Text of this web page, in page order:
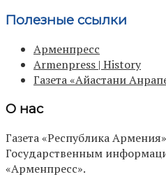
Полезные ссылки
Арменпресс
Armenpress | History
Газета «Айастани
О нас
Газета «Республика
Государственным
«Арменпресс».